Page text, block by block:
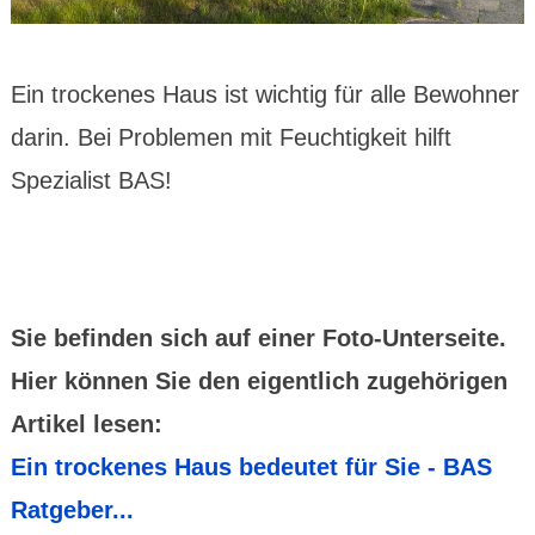
Ein trockenes Haus ist wichtig für alle Bewohner
darin. Bei Problemen mit Feuchtigkeit hilft
Spezialist BAS!
Sie befinden sich auf einer Foto-Unterseite.
Hier können Sie den eigentlich zugehörigen
Artikel lesen:
Ein trockenes Haus bedeutet für Sie - BAS
Ratgeber...